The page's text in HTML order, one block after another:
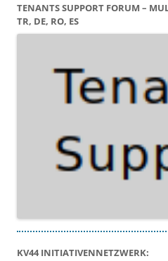
TENANTS SUPPORT FORUM –
TR, DE, RO, ES
KV44 INITIATIVENNETZWERK: